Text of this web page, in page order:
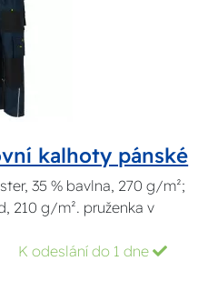
kalhoty pánské
35 % bavlna, 270 g/m²;
210 g/m². pruženka v
K odeslání do 1 dne